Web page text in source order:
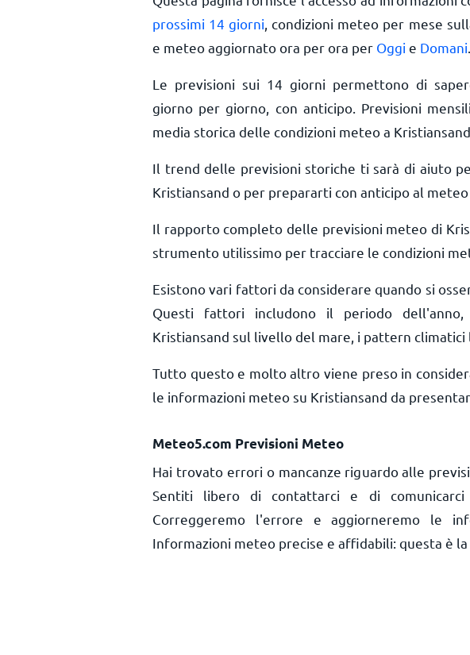
prossimi 14 giorni , condizioni meteo per mese
e meteo aggiornato ora per ora per Oggi e Domani
Le previsioni sui 14 giorni permettono di
giorno per giorno, con anticipo. Previsioni
media storica delle condizioni meteo a Kristiansand.
Il trend delle previsioni storiche ti sarà di aiuto
Kristiansand o per prepararti con anticipo al meteo
Il rapporto completo delle previsioni meteo di
strumento utilissimo per tracciare le condizioni
Esistono vari fattori da considerare quando si
Questi fattori includono il periodo
Kristiansand sul livello del mare, i pattern climatici
Tutto questo e molto altro viene preso in
le informazioni meteo su Kristiansand da
Meteo5.com Previsioni Meteo
Hai trovato errori o mancanze riguardo alle
Sentiti libero di contattarci e di
Correggeremo l'errore e aggiorneremo le
Informazioni meteo precise e affidabili: questa è